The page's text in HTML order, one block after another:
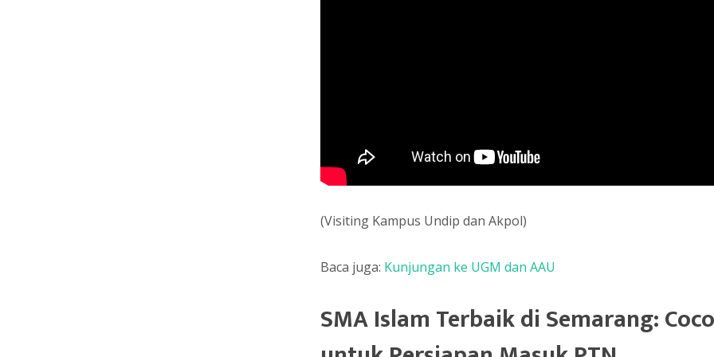
(Visiting Kampus Undip dan Akpol)
Baca juga: Kunjungan ke UGM dan AAU
SMA Islam Terbaik di Semarang: